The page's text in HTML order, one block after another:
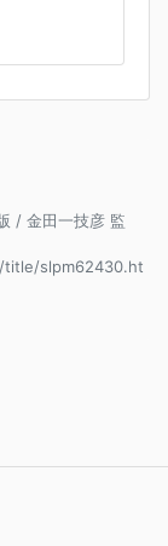
/ 金田一技彦 監
slpm62430.ht